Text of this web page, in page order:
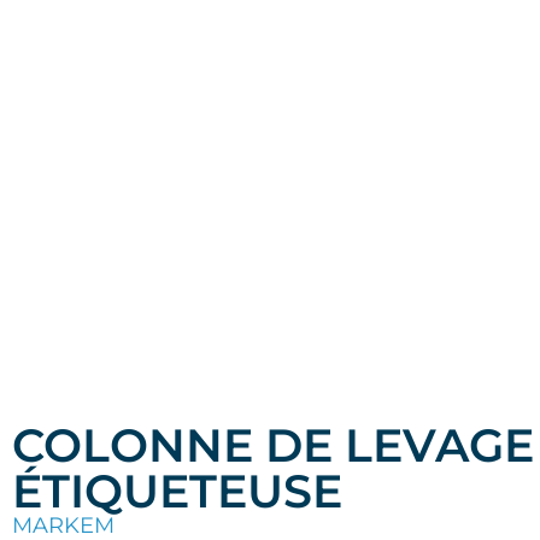
COLONNE DE
ÉTIQUETEUSE
MARKEM